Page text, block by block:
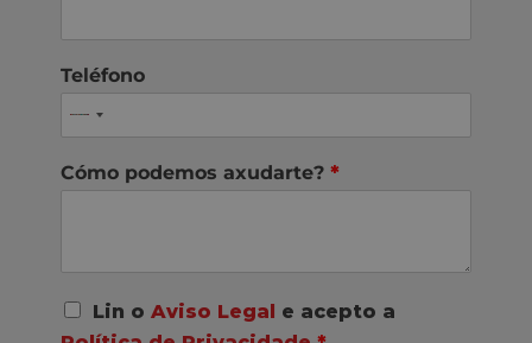
Teléfono
Cómo podemos axudarte? *
A
c
Lin o Aviso Legal e acepto a